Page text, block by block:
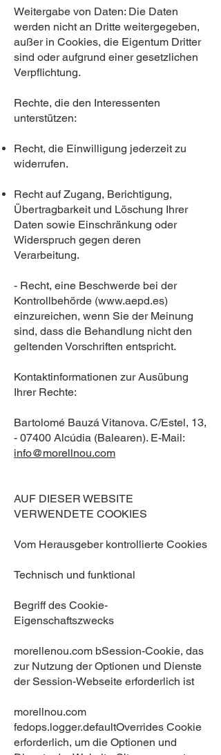
Weitergabe von Daten: Die Daten
werden nicht an Dritte weitergegeben,
außer in Cookies, die Eigentum Dritter
sind oder aufgrund einer gesetzlichen
Verpflichtung.
Rechte, die den Interessenten
unterstützen:
Recht, die Einwilligung jederzeit zu
widerrufen.
Recht auf Zugang, Berichtigung,
Übertragbarkeit und Löschung Ihrer
Daten sowie Einschränkung oder
Widerspruch gegen deren
Verarbeitung.
- Recht, eine Beschwerde bei der
Kontrollbehörde (www.aepd.es)
einzureichen, wenn Sie der Meinung
sind, dass die Behandlung nicht den
geltenden Vorschriften entspricht.
Kontaktinformationen zur Ausübung
Ihrer Rechte:
Bartolomé Bauzá Vitanova. C/Estel, 13,
- 07400 Alcúdia (Balearen). E-Mail:
info@morellnou.com
AUF DIESER WEBSITE
VERWENDETE COOKIES
Vom Herausgeber kontrollierte Cookies
Technisch und funktional
Begriff des Cookie-
Eigenschaftszwecks
morellenou.com bSession-Cookie, das
zur Nutzung der Optionen und Dienste
der Session-Webseite erforderlich ist
morellnou.com
fedops.logger.defaultOverrides Cookie
erforderlich, um die Optionen und